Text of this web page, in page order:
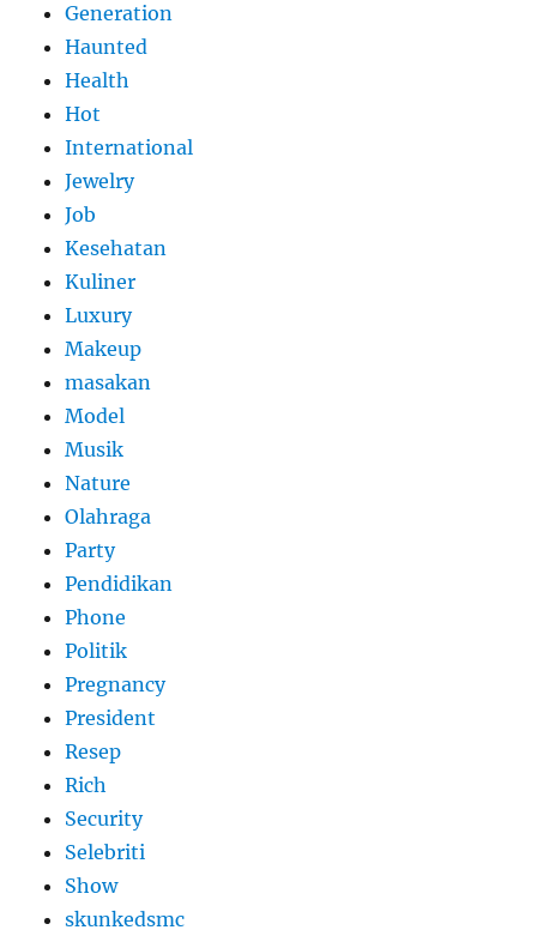
Generation
Haunted
Health
Hot
International
Jewelry
Job
Kesehatan
Kuliner
Luxury
Makeup
masakan
Model
Musik
Nature
Olahraga
Party
Pendidikan
Phone
Politik
Pregnancy
President
Resep
Rich
Security
Selebriti
Show
skunkedsmc